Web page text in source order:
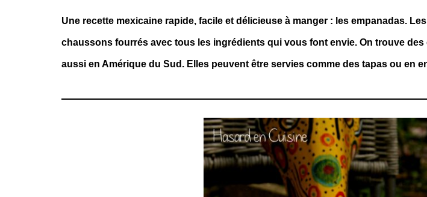
Une recette mexicaine rapide, facile et délicieuse à manger : les empanadas.
chaussons fourrés avec tous les ingrédients qui vous font envie. On trouve des
aussi en Amérique du Sud. Elles peuvent être servies comme des tapas ou en